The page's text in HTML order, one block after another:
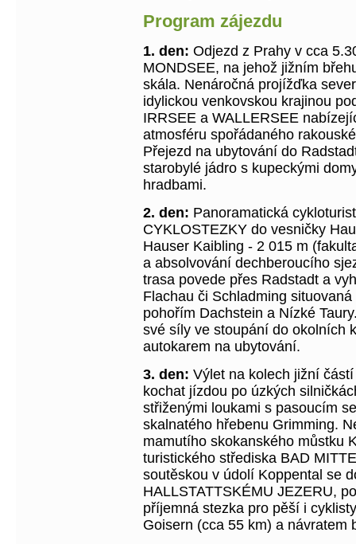
Program zájezdu
1. den: Odjezd z Prahy v cca
MONDSEE, na jehož jižním
skála. Nenáročná projížďka
idylickou venkovskou krajinou
IRRSEE a WALLERSEE
atmosféru spořádaného
Přejezd na ubytování do
starobylé jádro s kupeckými
hradbami.
2. den: Panoramatická
CYKLOSTEZKY do vesničky
Hauser Kaibling - 2 015 m
a absolvování dechberoucího
trasa povede přes Radstadt a
Flachau či Schladming
pohořím Dachstein a Nízké
své síly ve stoupání do okolních
autokarem na ubytování.
3. den: Výlet na kolech jižní
kochat jízdou po úzkých
střiženými loukami s pasoucím
skalnatého hřebenu Grimming.
mamutího skokanského můstku
turistického střediska BAD
soutěskou v údolí Koppental se
HALLSTATTSKÉMU JEZERU,
příjemná stezka pro pěší i
Goisern (cca 55 km) a návratem